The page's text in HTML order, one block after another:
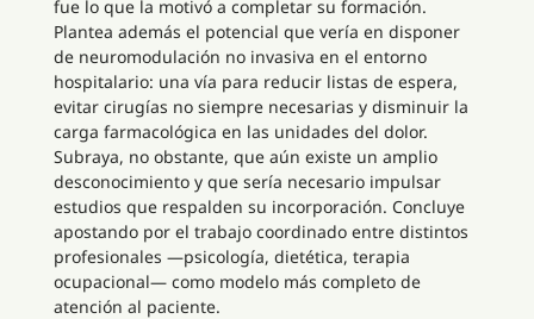
fue lo que la motivó a completar su formación.
Plantea además el potencial que vería en disponer
de neuromodulación no invasiva en el entorno
hospitalario: una vía para reducir listas de espera,
evitar cirugías no siempre necesarias y disminuir la
carga farmacológica en las unidades del dolor.
Subraya, no obstante, que aún existe un amplio
desconocimiento y que sería necesario impulsar
estudios que respalden su incorporación. Concluye
apostando por el trabajo coordinado entre distintos
profesionales —psicología, dietética, terapia
ocupacional— como modelo más completo de
atención al paciente.